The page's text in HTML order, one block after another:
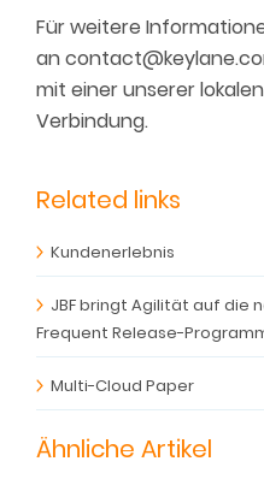
Für weitere
an
mit einer unserer
Verbindung.
Related links
Kundenerlebnis
JBF bringt Agilität auf die
Frequent Release-
Multi-Cloud Paper
Ähnliche Artikel